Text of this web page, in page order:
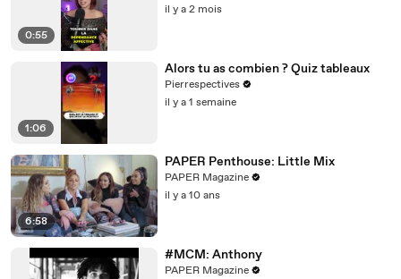
0:55
il y a 2 mois
1:06
Alors tu as combien ? Quiz tableaux
Pierrespectives
il y a 1 semaine
6:58
PAPER Penthouse: Little Mix
PAPER Magazine
il y a 10 ans
#MCM: Anthony
PAPER Magazine